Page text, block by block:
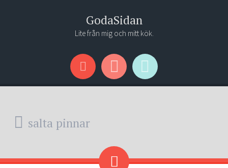
GodaSidan
Lite från mig och mitt kök.
Menu
Widgets
Search
salta pinnar